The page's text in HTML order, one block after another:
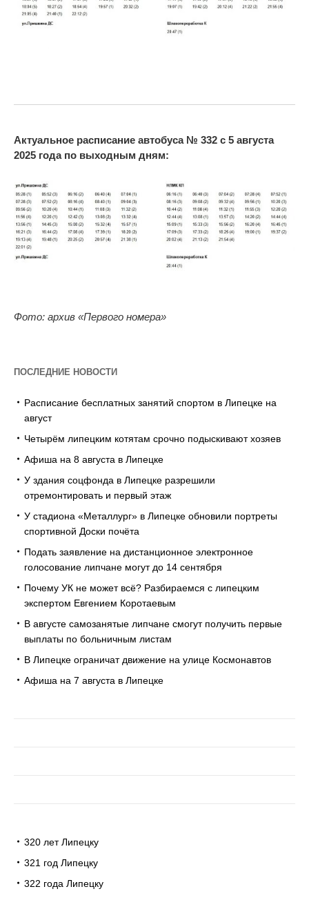
Актуальное расписание автобуса № 332 с 5 августа
2025 года по выходным дням:
Фото: архив «Первого номера»
ПОСЛЕДНИЕ НОВОСТИ
Расписание бесплатных занятий спортом в Липецке на
август
Четырём липецким котятам срочно подыскивают хозяев
Афиша на 8 августа в Липецке
У здания соцфонда в Липецке разрешили
отремонтировать и первый этаж
У стадиона «Металлург» в Липецке обновили портреты
спортивной Доски почёта
Подать заявление на дистанционное электронное
голосование липчане могут до 14 сентября
Почему УК не может всё? Разбираемся с липецким
экспертом Евгением Коротаевым
В августе самозанятые липчане смогут получить первые
выплаты по больничным листам
В Липецке ограничат движение на улице Космонавтов
Афиша на 7 августа в Липецке
320 лет Липецку
321 год Липецку
322 года Липецку